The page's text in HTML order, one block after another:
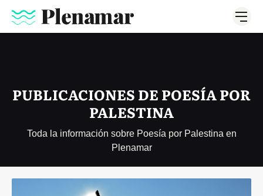
PUBLICACIONES DE POESÍA POR
PALESTINA
Toda la información sobre Poesía por Palestina en
Plenamar